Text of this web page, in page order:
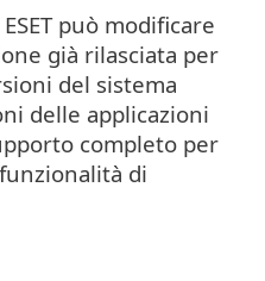
può modificare
già rilasciata per
del sistema
delle applicazioni
completo per
di